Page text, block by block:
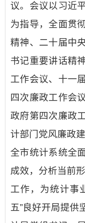
议。会议以习近
为指导，全面贯
精神、二十届中
书记重要讲话精
工作会议、十一
四次廉政工作会
政府第四次廉政
计部门党风廉政
全市统计系统全
成效，分析当前
工作，为统计事
五”良好开局提供